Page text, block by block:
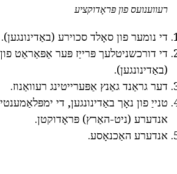
רעווענועס פון פּראָדוקציע
די נומער פון סאָלד סכוירע (באַדינונגען).
די דורכשניטלעך פּרייַז פּער אַפּאַראַט
(באַדינונגען).
דער גראַנד גאַנץ אַפּערייטינג רעוואַנוז.
טנייַ פון נאָך באַדינונגען, די
אנדערע (ניט-האַרץ) פּראָדוקטן.
אנדערע האַכנאָסע.